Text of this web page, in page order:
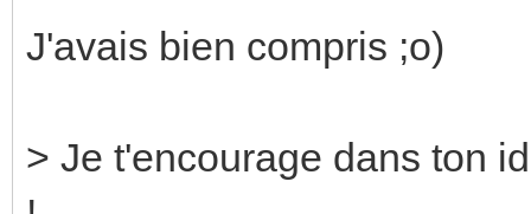
J'avais bien compris ;o)
> Je t'encourage dans ton